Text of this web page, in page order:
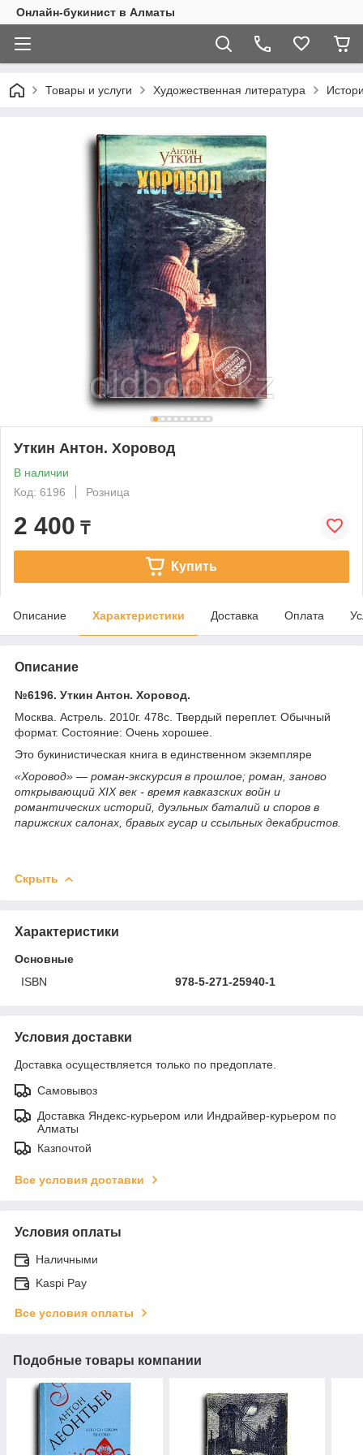
Онлайн-букинист в Алматы
Товары и услуги Художественная литература
Уткин Антон. Хоровод
В наличии
Код: 6196
Розница
2 400 ₸
Купить
Описание Характеристики Доставка Оплата
Описание
№6196. Уткин Антон. Хоровод.
Москва. Астрель. 2010г. 478с. Твердый переплет. Обычный
формат. Состояние: Очень хорошее.
Это букинистическая книга в единственном экземпляре
«Хоровод» — роман-экскурсия в прошлое; роман, заново
открывающий XIX век - время кавказских войн и
романтических историй, дуэльных баталий и споров в
парижских салонах, бравых гусар и ссыльных декабристов.
Скрыть
Характеристики
Основные
ISBN
978-5-271-25940-1
Условия доставки
Доставка осуществляется только по предоплате.
Самовывоз
Доставка Яндекс-курьером или Индрайвер-курьером по
Алматы
Казпочтой
Все условия доставки
Условия оплаты
Наличными
Kaspi Pay
Все условия оплаты
Подобные товары компании